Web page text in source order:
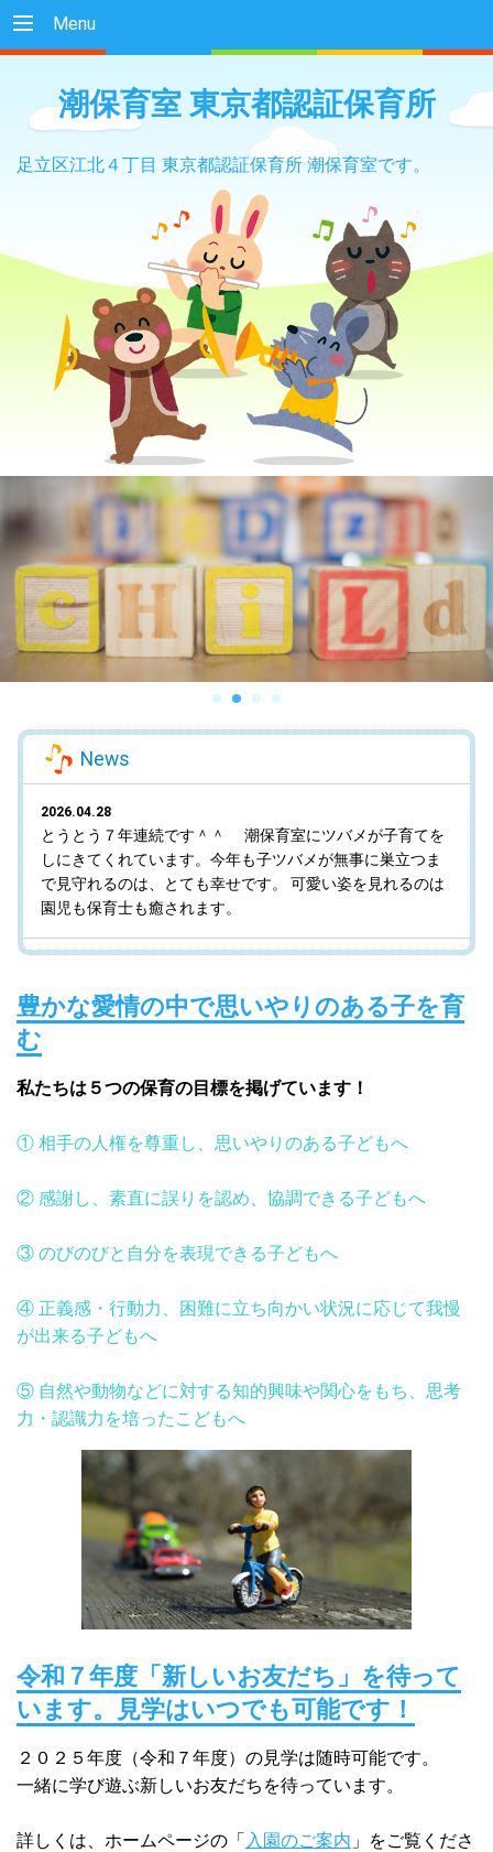
Menu
潮保育室 東京都認証保育所
足立区江北４丁目 東京都認証保育所 潮保育室です。
News
2026.04.28
とうとう７年連続です＾＾ 潮保育室にツバメが子育てを
しにきてくれています。今年も子ツバメが無事に巣立つま
で見守れるのは、とても幸せです。 可愛い姿を見れるのは
園児も保育士も癒されます。
学び遊ぶ、新しいおともだちを待っています。 ぜひ見学を
2025.02.18
す。
2024.08.22
今年は、ツバメが２回も子育てをしにきてくれました。 ２
はとても幸せなひとときでした。 可愛い姿で園児も職員も
2023.11.08
2023.02.17
す。 ぜひ見学をしに来てください！
2022.08.31
９月より入園金を廃止して、月謝の金額を変更いたしま
す。 詳しくは「入園のご案内」をご覧ください。
2021.06.30
子ツバメが巣立っていき寂しいですが、無事に大きくなっ
てくれてとても嬉しいです。
新年度が始まり、早いもので１ヶ月が過ぎました。４月入
園の新しいお友だちもすっかり慣れて、毎日の登園を楽し
豊かな愛情の中で思いやりのある子を育
む
私たちは５つの保育の目標を掲げています！
① 相手の人権を尊重し、思いやりのある子どもへ
② 感謝し、素直に誤りを認め、協調できる子どもへ
③ のびのびと自分を表現できる子どもへ
④ 正義感・行動力、困難に立ち向かい状況に応じて我慢
が出来る子どもへ
⑤ 自然や動物などに対する知的興味や関心をもち、思考
力・認識力を培ったこどもへ
令和７年度「新しいお友だち」を待って
います。見学はいつでも可能です！
２０２５年度（令和７年度）の見学は随時可能です。
一緒に学び遊ぶ新しいお友だちを待っています。
詳しくは、ホームページの「 入園のご案内 」をご覧くださ